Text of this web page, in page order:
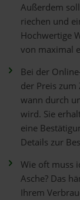
Außerdem
riechen und
Hochwertige
von maximal
Bei der
der Preis
wann durch
wird. Sie
eine
Details zur
Wie oft muss
Asche? Das
Ihrem